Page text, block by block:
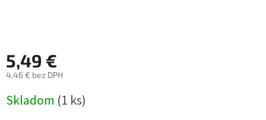
5,49 €
4,46 € bez DPH
cena:
Skladom (1 ks)